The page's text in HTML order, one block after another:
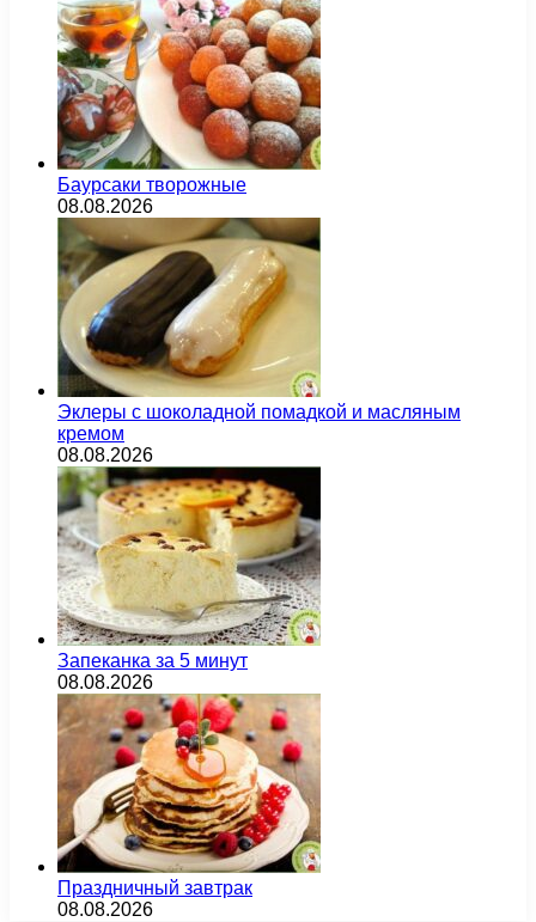
Баурсаки творожные
08.08.2026
Эклеры с шоколадной помадкой и масляным
кремом
08.08.2026
Запеканка за 5 минут
08.08.2026
Праздничный завтрак
08.08.2026